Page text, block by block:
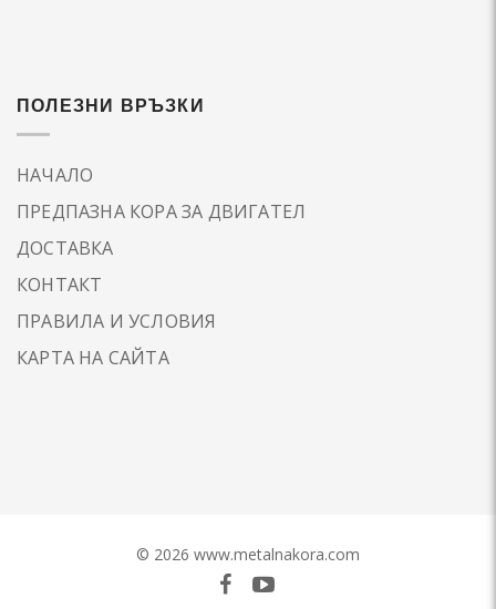
ПОЛЕЗНИ ВРЪЗКИ
НАЧАЛО
ПРЕДПАЗНА КОРА ЗА ДВИГАТЕЛ
ДОСТАВКА
КОНТАКТ
ПРАВИЛА И УСЛОВИЯ
КАРТА НА САЙТА
© 2026 www.metalnakora.com